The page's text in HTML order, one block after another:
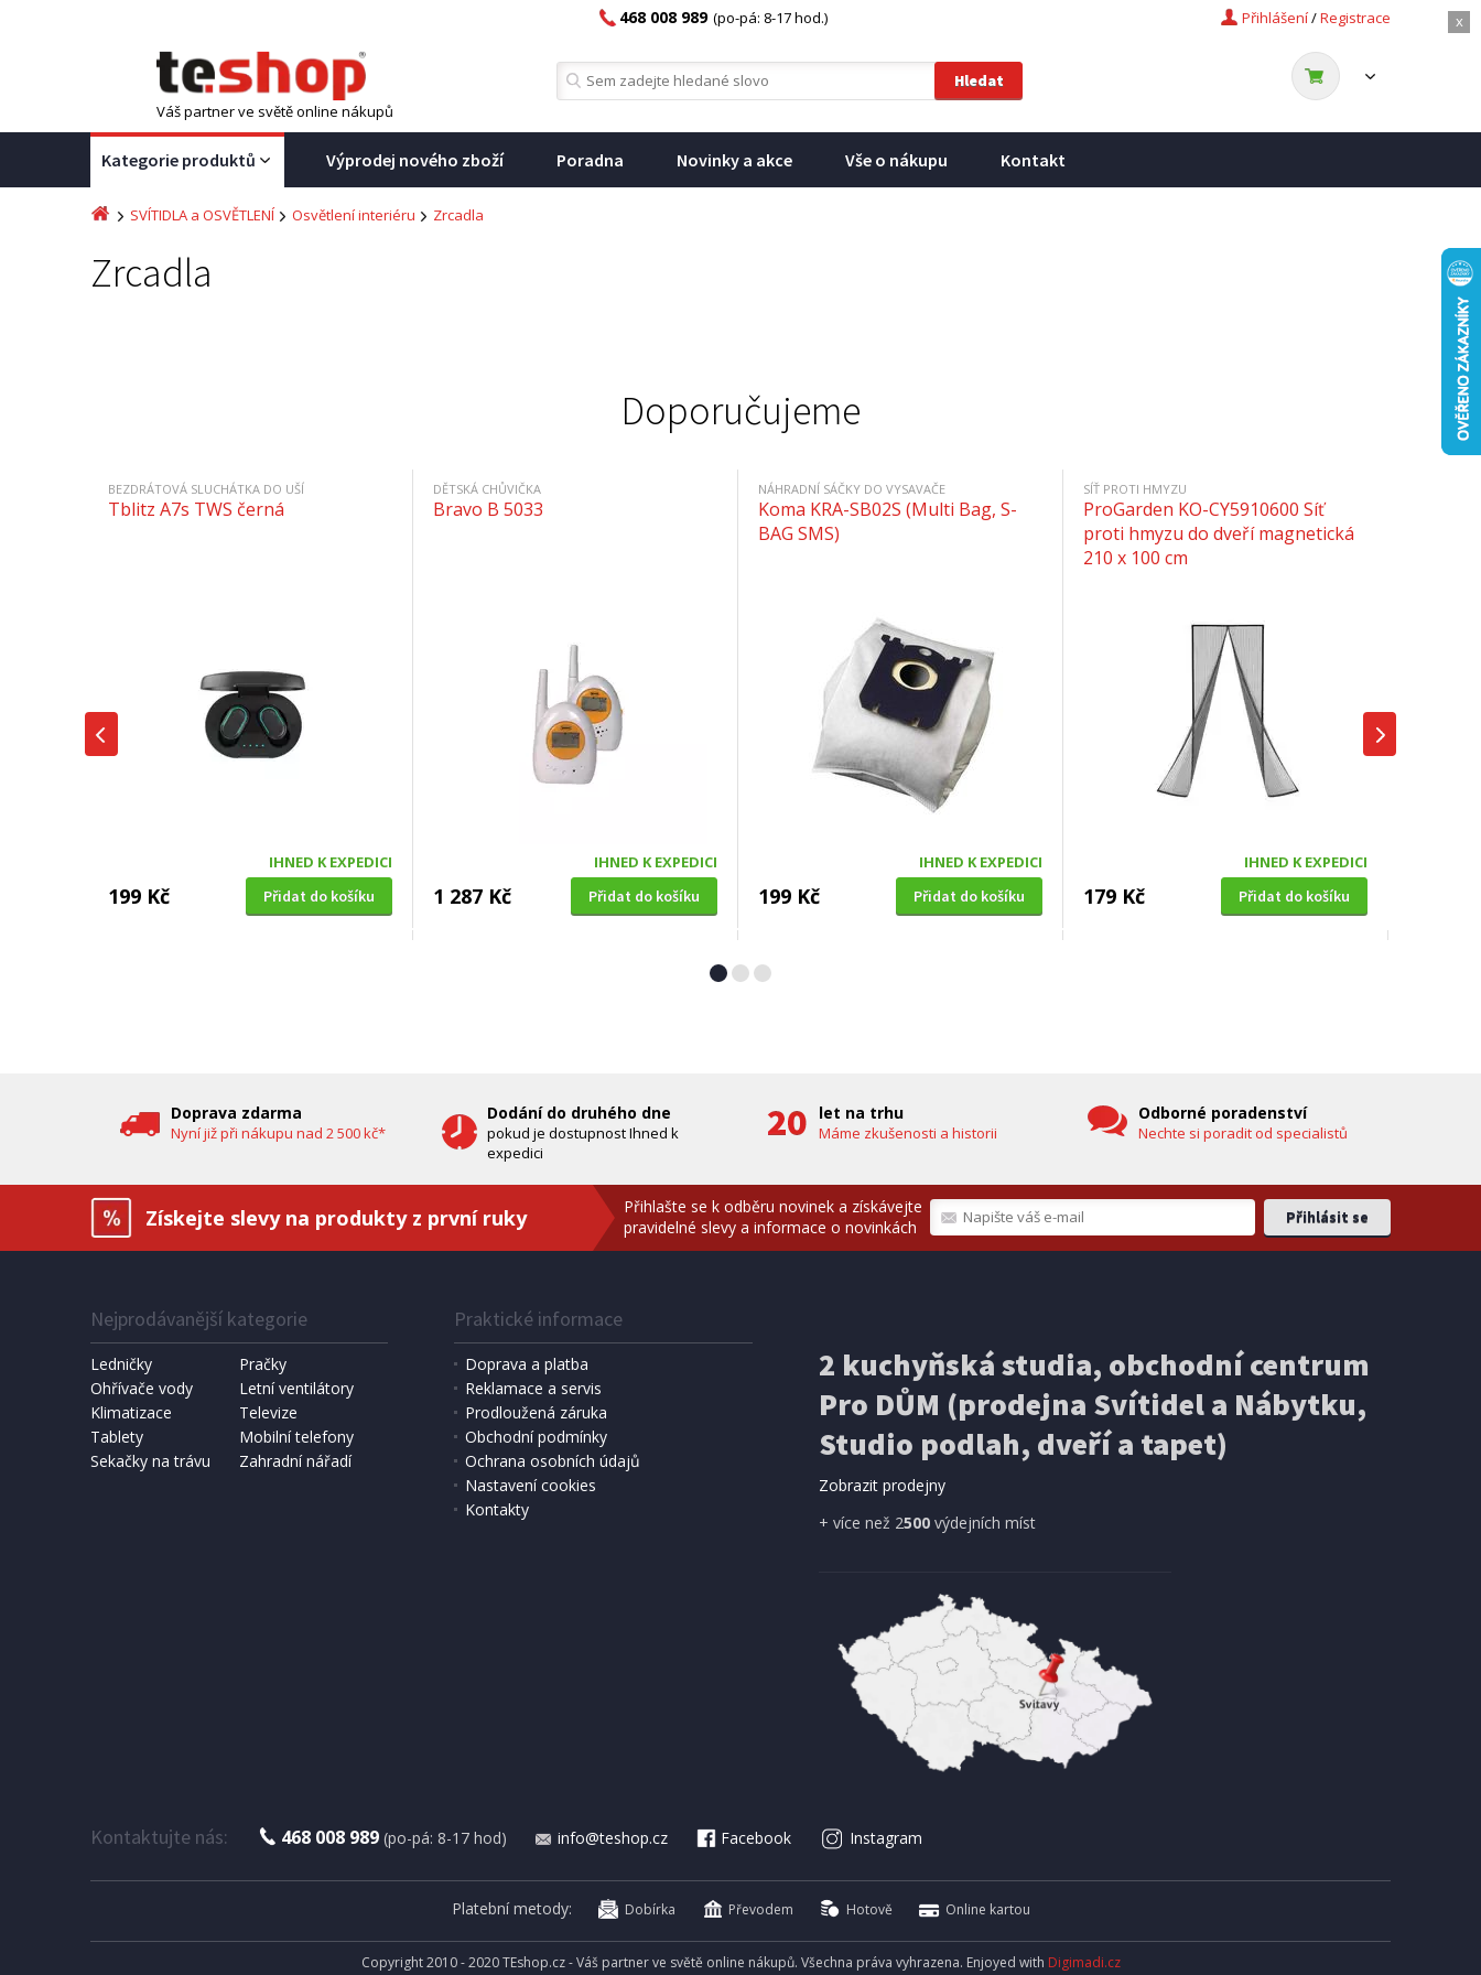
x
Registrace
/
Přihlášení
468 008 989 (po-pá: 8-17 hod.)
Váš partner ve světě online nákupů
Kategorie produktů Výprodej nového zboží Poradna Novinky a akce Vše o nákupu Kontakt
SVÍTIDLA a OSVĚTLENÍ Osvětlení interiéru Zrcadla
Zrcadla
Doporučujeme
BEZDRÁTOVÁ SLUCHÁTKA DO UŠÍ
Tblitz A7s TWS černá
IHNED K EXPEDICI
199 Kč Přidat do košíku
DĚTSKÁ CHŮVIČKA
Bravo B 5033
IHNED K EXPEDICI
1 287 Kč Přidat do košíku
NÁHRADNÍ SÁČKY DO VYSAVAČE
Koma KRA-SB02S (Multi Bag, S-
BAG SMS)
IHNED K EXPEDICI
199 Kč Přidat do košíku
SÍŤ PROTI HMYZU
ProGarden KO-CY5910600 Síť
proti hmyzu do dveří magnetická
210 x 100 cm
IHNED K EXPEDICI
179 Kč Přidat do košíku
IHNED K EXPEDICI
1 190 Kč Přidat do košíku
IHNED K EXPEDICI
6 490 Kč
Extol Craft (99130), 150x180cm,
Přidat do košíku 3 499 Kč Přidat do košíku
DOMÁCÍ PEKÁRNA CHLEBA
Bravo B 4262
SOLÁRNÍ SPRCHA
Hawaj 38 l, černá (vč. teploměru)
DOPRAVA ZDARMA
METEOSTANICE
ECG MS 300 White
ELEKTRICKÁ KOLOBĚŽKA
Ducati PRO-III
Doprava zdarma
Nyní již při nákupu nad 2 500 kč*
Dodání do druhého dne
pokud je dostupnost Ihned k
expedici
let na trhu
Máme zkušenosti a historii
Odborné poradenství
Nechte si poradit od specialistů
Získejte slevy na produkty z první ruky
Přihlašte se k odběru novinek a získávejte
pravidelné slevy a informace o novinkách
Nejprodávanější kategorie
Ledničky
Pračky
Ohřívače vody
Letní ventilátory
Klimatizace
Televize
Tablety
Mobilní telefony
Sekačky na trávu
Zahradní nářadí
Praktické informace
Doprava a platba
Reklamace a servis
Prodloužená záruka
Obchodní podmínky
Ochrana osobních údajů
Nastavení cookies
Kontakty
2 kuchyňská studia, obchodní centrum
Pro DŮM (prodejna Svítidel a Nábytku,
Studio podlah, dveří a tapet)
Zobrazit prodejny
+ více než 2500výdejních míst
Kontaktujte nás: 468 008 989 (po-pá: 8-17 hod) info@teshop.cz Facebook Instagram
Platební metody: Dobírka Převodem Hotově Online kartou
Copyright 2010 - 2020 TEshop.cz - Váš partner ve světě online nákupů. Všechna práva vyhrazena. Enjoyed with Digimadi.cz